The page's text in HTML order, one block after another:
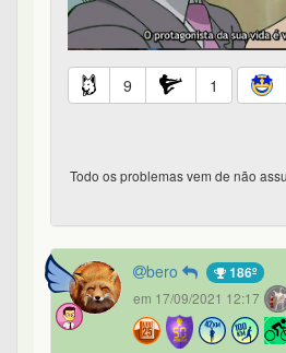
9 1
Todo os problemas vem de não
bero 186º
em 17/09/2021 12:17